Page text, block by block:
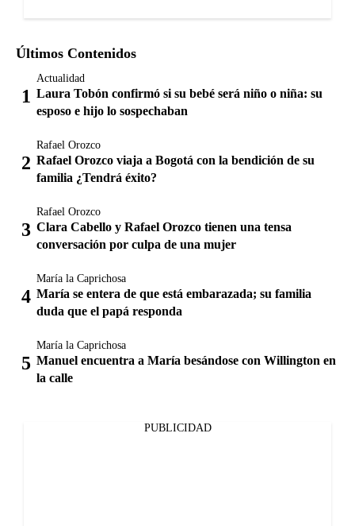
Últimos Contenidos
Actualidad
Laura Tobón confirmó si su bebé será niño o niña: su
esposo e hijo lo sospechaban
Rafael Orozco
Rafael Orozco viaja a Bogotá con la bendición de su
familia ¿Tendrá éxito?
Rafael Orozco
Clara Cabello y Rafael Orozco tienen una tensa
conversación por culpa de una mujer
María la Caprichosa
María se entera de que está embarazada; su familia
duda que el papá responda
María la Caprichosa
Manuel encuentra a María besándose con Willington en
la calle
PUBLICIDAD